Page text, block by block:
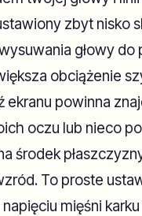
zbyt nisko
głowy do
obciążenie
ekranu powinna
oczu lub nieco
środek
To proste
mięśni